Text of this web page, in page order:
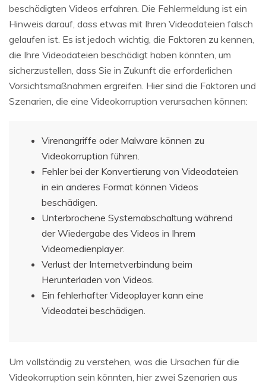
beschädigten Videos erfahren. Die Fehlermeldung ist ein
Hinweis darauf, dass etwas mit Ihren Videodateien falsch
gelaufen ist. Es ist jedoch wichtig, die Faktoren zu kennen,
die Ihre Videodateien beschädigt haben könnten, um
sicherzustellen, dass Sie in Zukunft die erforderlichen
Vorsichtsmaßnahmen ergreifen. Hier sind die Faktoren und
Szenarien, die eine Videokorruption verursachen können:
Virenangriffe oder Malware können zu
Videokorruption führen.
Fehler bei der Konvertierung von Videodateien
in ein anderes Format können Videos
beschädigen.
Unterbrochene Systemabschaltung während
der Wiedergabe des Videos in Ihrem
Videomedienplayer.
Verlust der Internetverbindung beim
Herunterladen von Videos.
Ein fehlerhafter Videoplayer kann eine
Videodatei beschädigen.
Um vollständig zu verstehen, was die Ursachen für die
Videokorruption sein könnten, hier zwei Szenarien aus